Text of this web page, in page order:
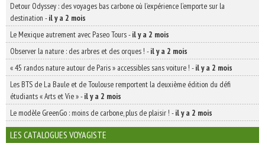
Detour Odyssey : des voyages bas carbone où l’expérience l’emporte sur la
destination -il y a 2 mois
Le Mexique autrement avec Paseo Tours-il y a 2 mois
Observer la nature : des arbres et des orques ! -il y a 2 mois
« 45 randos nature autour de Paris » accessibles sans voiture ! -il y a 2 mois
Les BTS de La Baule et de Toulouse remportent la deuxième édition du défi
étudiants « Arts et Vie »-il y a 2 mois
Le modèle GreenGo : moins de carbone, plus de plaisir ! -il y a 2 mois
LES CATALOGUES VOYAGISTE